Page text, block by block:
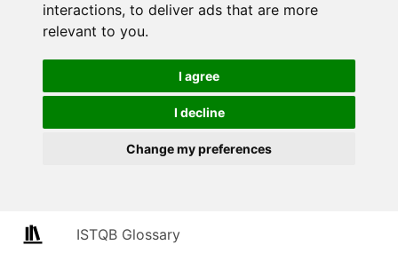
interactions, to deliver ads that are more
relevant to you.
I agree
I decline
Change my preferences
ISTQB Glossary